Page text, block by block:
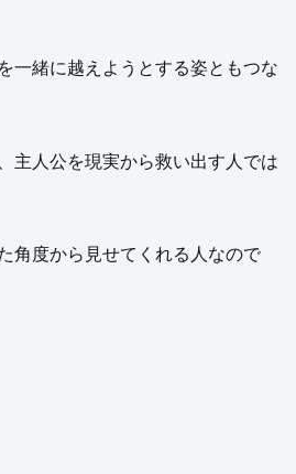
一緒に越えようとする姿ともつな
主人公を現実から救い出す人では
角度から見せてくれる人なので